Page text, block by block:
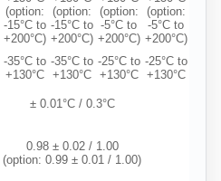
(option:
-15°C to
+200°C)
(option:
-15°C to
+200°C)
(option:
-5°C to
+200°C)
(option:
-5°C to
+200°C)
-35°C to
+130°C
-35°C to
+130°C
-25°C to
+130°C
-25°C to
+130°C
± 0.01°C / 0.3°C
0.98 ± 0.02 / 1.00
(option: 0.99 ± 0.01 / 1.00)